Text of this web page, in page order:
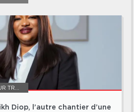
Diop, l’autre chantier d’une